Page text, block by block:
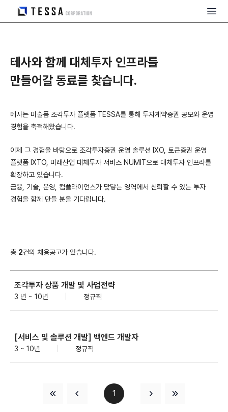
테사와 함께 대체투자 인프라를
만들어갈 동료를 찾습니다.
테사는 미술품 조각투자 플랫폼 TESSA를 통해 투자계약증권 공모와 운영
경험을 축적해왔습니다.
이제 그 경험을 바탕으로 조각투자증권 운영 솔루션 IXO, 토큰증권 운영
플랫폼 IXTO, 미래산업 대체투자 서비스 NUMIT으로 대체투자 인프라를
확장하고 있습니다.
금융, 기술, 운영, 컴플라이언스가 맞닿는 영역에서 신뢰할 수 있는 투자
경험을 함께 만들 분을 기다립니다.
총 2건의 채용공고가 있습니다.
조각투자 상품 개발 및 사업전략
3 년 ~ 10년 정규직
[서비스 및 솔루션 개발] 백엔드 개발자
3 ~ 10년 정규직
1